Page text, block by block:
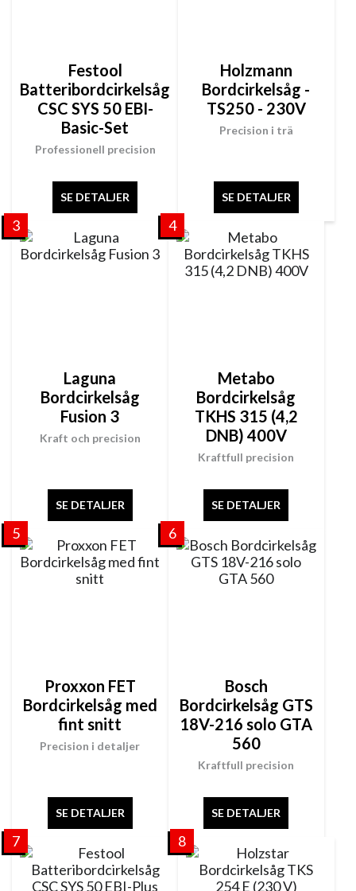
Professionell precision
Festool
Batteribordcirkelsåg
CSC SYS 50 EBI-
Basic-Set
SE DETALJER
Precision i trä
Holzmann
Bordcirkelsåg -
TS250 - 230V
SE DETALJER
3
Kraft och precision
Laguna
Bordcirkelsåg
Fusion 3
SE DETALJER
4
Kraftfull precision
Metabo
Bordcirkelsåg
TKHS 315 (4,2
DNB) 400V
SE DETALJER
5
Precision i detaljer
Proxxon FET
Bordcirkelsåg med
fint snitt
SE DETALJER
6
Kraftfull precision
Bosch
Bordcirkelsåg GTS
18V-216 solo GTA
560
SE DETALJER
7 8